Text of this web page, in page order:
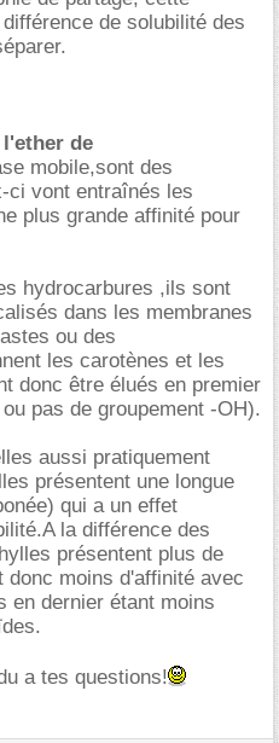
de solubilité des
de
mobile,sont des
ci vont entraînés les
plus grande affinité pour
hydrocarbures ,ils sont
dans les membranes
ou des
les carotènes et les
donc être élués en premier
pas de groupement -OH).
aussi pratiquement
présentent une longue
qui a un effet
la différence des
présentent plus de
donc moins d'affinité avec
en dernier étant moins
a tes questions!